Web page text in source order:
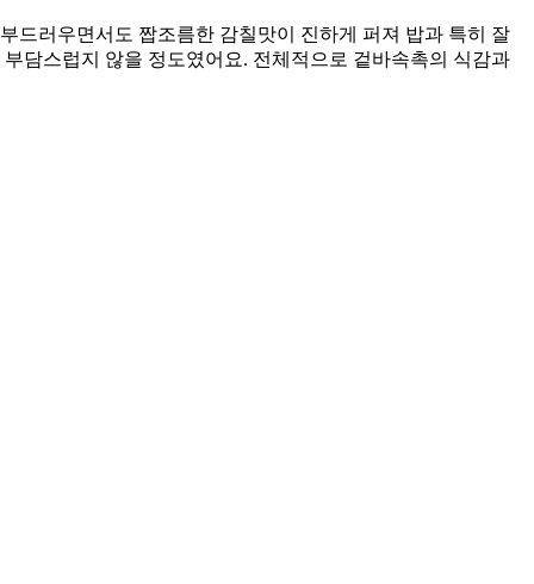
드러우면서도 짭조름한 감칠맛이 진하게 퍼져 밥과 특히 잘
담스럽지 않을 정도였어요. 전체적으로 겉바속촉의 식감과